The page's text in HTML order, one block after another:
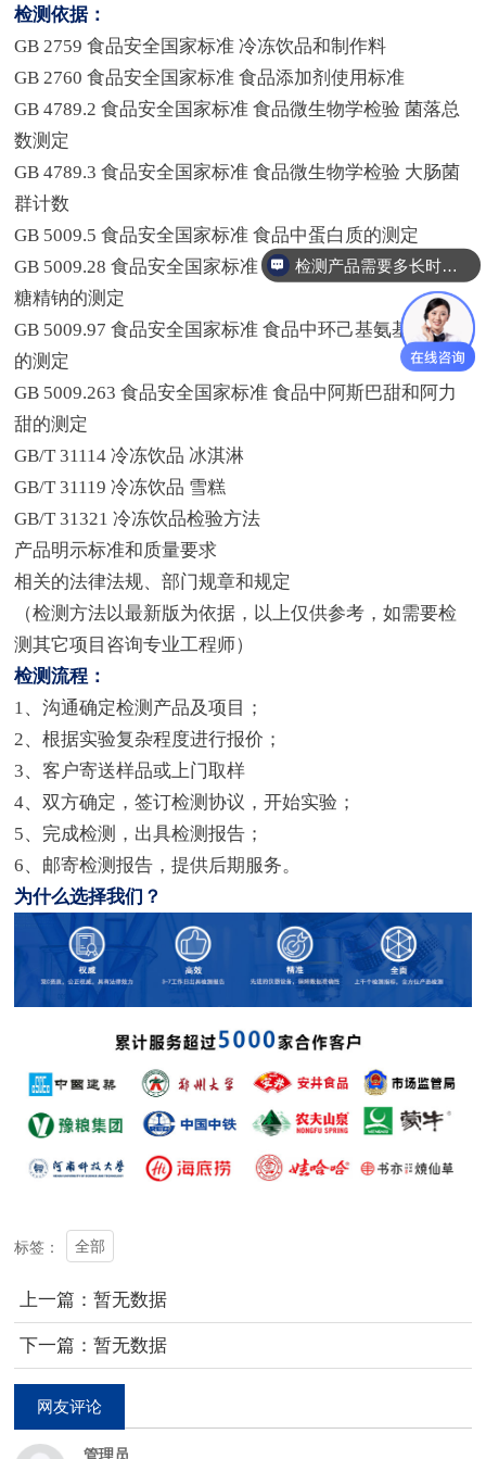
检测依据：
GB 2759 食品安全国家标准 冷冻饮品和制作料
GB 2760 食品安全国家标准 食品添加剂使用标准
GB 4789.2 食品安全国家标准 食品微生物学检验 菌落总
数测定
GB 4789.3 食品安全国家标准 食品微生物学检验 大肠菌
群计数
GB 5009.5 食品安全国家标准 食品中蛋白质的测定
GB 5009.28 食品安全国家标准 食品中苯甲酸、山梨酸和
糖精钠的测定
GB 5009.97 食品安全国家标准 食品中环己基氨基磺酸钠
的测定
GB 5009.263 食品安全国家标准 食品中阿斯巴甜和阿力
甜的测定
GB/T 31114 冷冻饮品 冰淇淋
GB/T 31119 冷冻饮品 雪糕
GB/T 31321 冷冻饮品检验方法
产品明示标准和质量要求
相关的法律法规、部门规章和规定
（检测方法以最新版为依据，以上仅供参考，如需要检
测其它项目咨询专业工程师）
检测流程：
1、沟通确定检测产品及项目；
2、根据实验复杂程度进行报价；
3、客户寄送样品或上门取样
4、双方确定，签订检测协议，开始实验；
5、完成检测，出具检测报告；
6、邮寄检测报告，提供后期服务。
为什么选择我们？
标签： 全部
上一篇：暂无数据
下一篇：暂无数据
网友评论
管理员
检测产品需要多长时间？